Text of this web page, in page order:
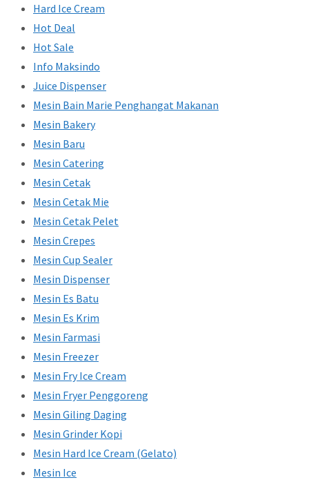
Hard Ice Cream
Hot Deal
Hot Sale
Info Maksindo
Juice Dispenser
Mesin Bain Marie Penghangat Makanan
Mesin Bakery
Mesin Baru
Mesin Catering
Mesin Cetak
Mesin Cetak Mie
Mesin Cetak Pelet
Mesin Crepes
Mesin Cup Sealer
Mesin Dispenser
Mesin Es Batu
Mesin Es Krim
Mesin Farmasi
Mesin Freezer
Mesin Fry Ice Cream
Mesin Fryer Penggoreng
Mesin Giling Daging
Mesin Grinder Kopi
Mesin Hard Ice Cream (Gelato)
Mesin Ice